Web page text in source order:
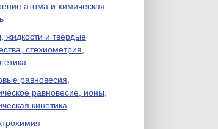
атома и химическая
жидкости и твердые
стехиометрия,
равновесия,
равновесие, ионы,
кинетика